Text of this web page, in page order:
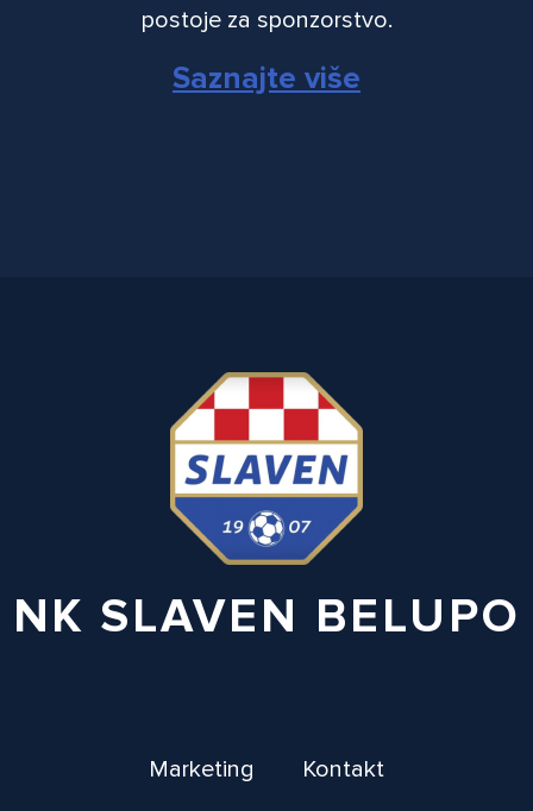
postoje za sponzorstvo.
Saznajte više
NK SLAVEN BELUPO
Marketing Kontakt